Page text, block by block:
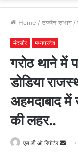
Home / उज्जैन संभाग /
मंदसौर मध्यप्रदेश
गरोठ थाने में
डोडिया
अहमदाबाद में
की लहर..
एस डी ओ रिपोर्टर
Send